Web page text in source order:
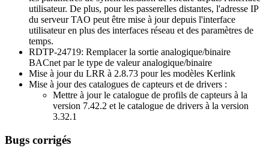
utilisateur. De plus, pour les passerelles distantes, l'adresse IP
du serveur TAO peut être mise à jour depuis l'interface
utilisateur en plus des interfaces réseau et des paramètres de
temps.
RDTP-24719: Remplacer la sortie analogique/binaire
BACnet par le type de valeur analogique/binaire
Mise à jour du LRR à 2.8.73 pour les modèles Kerlink
Mise à jour des catalogues de capteurs et de drivers :
Mettre à jour le catalogue de profils de capteurs à la
version 7.42.2 et le catalogue de drivers à la version
3.32.1
Bugs corrigés